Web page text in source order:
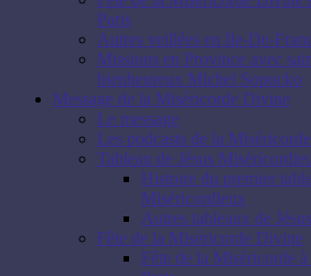
Paris
Autres veillées en Ile-De-
Missions en Province avec
bienheureux Michel Sopocko
Message de la Miséricorde Divine
Le message
Les podcasts de la Miséricorde
Tableau de Jésus
Histoire du premier
Miséricordieux
Autres tableaux de
Fête de la Miséricorde Divine
Fête de la Miséricorde